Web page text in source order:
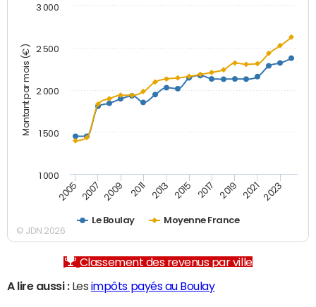
Montant par mois (€)
Le Boulay Moyenne France
2005 2007 2009 2011 2013 2015 2017 2019 2021 2023
1 000
1 500
2 000
2 500
3 000
© JDN 2026
Classement des revenus par ville
A lire aussi :Les impôts payés au Boulay